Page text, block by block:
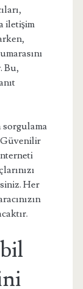
iletişim
Bu,
sorgulama
Her